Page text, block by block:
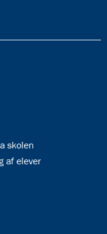
skolen
af elever